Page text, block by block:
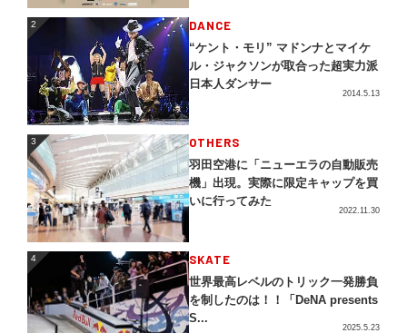
2 DANCE
“ケント・モリ” マドンナとマイケ
ル・ジャクソンが取合った超実力派
日本人ダンサー
2014.5.13
3 OTHERS
羽田空港に「ニューエラの自動販売
機」出現。実際に限定キャップを買
いに行ってみた
2022.11.30
4 SKATE
世界最高レベルのトリック一発勝負
を制したのは！！「DeNA presents
S...
2025.5.23